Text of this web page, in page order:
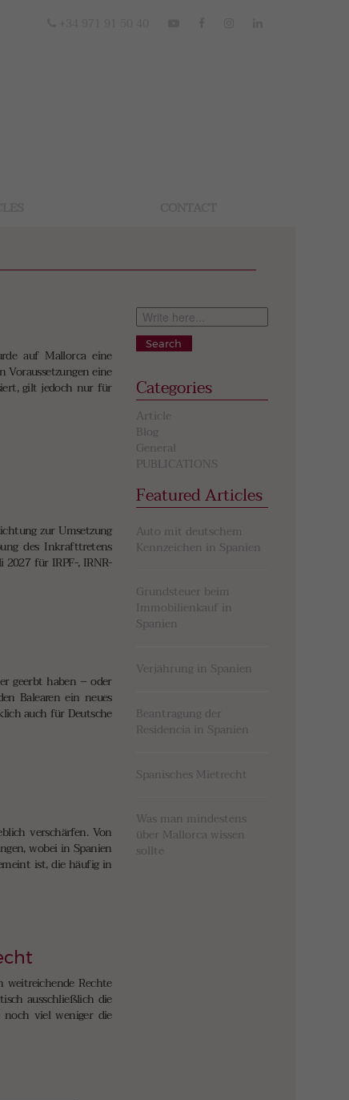
auf Mallorca eine
eine
gilt jedoch nur für
zur Umsetzung
des Inkrafttretens
für IRPF-, IRNR-
geerbt haben – oder
Balearen ein neues
auch für Deutsche
verschärfen. Von
wobei in Spanien
ist, die häufig in
Rechte
ausschließlich die
noch viel weniger die
Search
Categories
Article
Blog
General
PUBLICATIONS
Featured Articles
Auto mit deutschem
Kennzeichen in Spanien
Grundsteuer beim
Immobilienkauf in
Spanien
Verjährung in Spanien
Beantragung der
Residencia in Spanien
Spanisches Mietrecht
Was man mindestens
über Mallorca wissen
sollte